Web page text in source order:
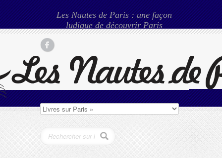
Les Nautes de Paris : une façon
ludique de découvrir Paris